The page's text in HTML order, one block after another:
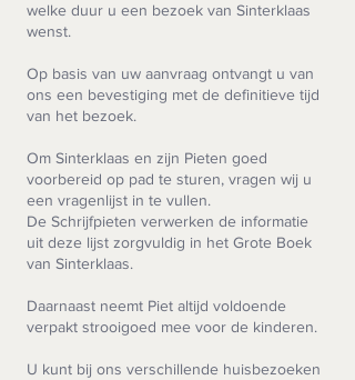
welke duur u een bezoek van Sinterklaas
wenst.
Op basis van uw aanvraag ontvangt u van
ons een bevestiging met de definitieve tijd
van het bezoek.
Om Sinterklaas en zijn Pieten goed
voorbereid op pad te sturen, vragen wij u
een vragenlijst in te vullen.
De Schrijfpieten verwerken de informatie
uit deze lijst zorgvuldig in het Grote Boek
van Sinterklaas.
Daarnaast neemt Piet altijd voldoende
verpakt strooigoed mee voor de kinderen.
U kunt bij ons verschillende huisbezoeken